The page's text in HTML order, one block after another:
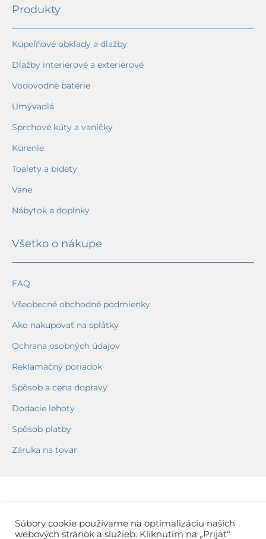
Produkty
Kúpeľňové obklady a dlažby
Dlažby interiérové a exteriérové
Vodovodné batérie
Umývadlá
Sprchové kúty a vaničky
Kúrenie
Toalety a bidety
Vane
Nábytok a doplnky
Všetko o nákupe
FAQ
Všeobecné obchodné podmienky
Ako nakupovať na splátky
Ochrana osobných údajov
Reklamačný poriadok
Spôsob a cena dopravy
Dodacie lehoty
Spôsob platby
Záruka na tovar
Súbory cookie používame na optimalizáciu našich
webových stránok a služieb. Kliknutím na „Prijať“